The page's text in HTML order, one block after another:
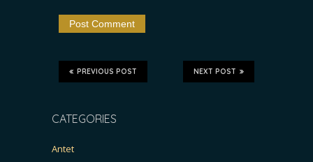
NEXT POST
PREVIOUS POST
CATEGORIES
Antet